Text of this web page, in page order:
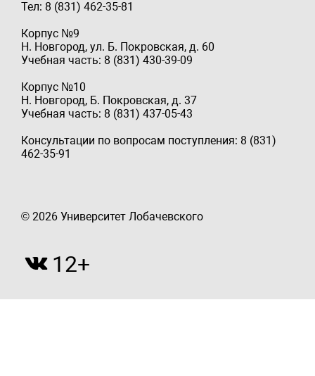
Тел: 8 (831) 462-35-81
Корпус №9
Н. Новгород, ул. Б. Покровская, д. 60
Учебная часть: 8 (831) 430-39-09
Корпус №10
Н. Новгород, Б. Покровская, д. 37
Учебная часть: 8 (831) 437-05-43
Консультации по вопросам поступления: 8 (831)
462-35-91
© 2026 Университет Лобачевского
12+